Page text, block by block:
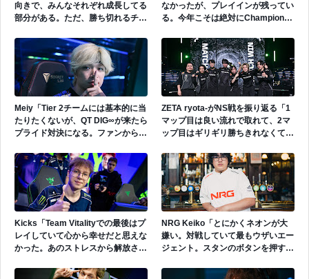
向きで、みんなそれぞれ成長してる
部分がある。ただ、勝ち切れるチー
レベルに上がらないといけない。」
なかったが、プレイインが残ってい
る。今年こそは絶対にChampions
やる。」
Meiy「Tier 2チームには基本的に当
たりたくないが、QT DIG∞が来たら
プライド対決になる。ファンからは
らしんどい試合になると思ってい
る。」
ZETA ryota-がNS戦を振り返る「1
マップ目は良い流れで取れて、2マ
ップ目はギリギリ勝ちきれなくて、
出たなという印象」
Kicks「Team Vitalityでの最後はプ
レイしていて心から幸せだと思えな
かった。あのストレスから解放され
NRG Keiko「とにかくネオンが大
嫌い。対戦していて最もウザいエー
ジェント。スタンのボタンを押すだ
んて存在しない。」